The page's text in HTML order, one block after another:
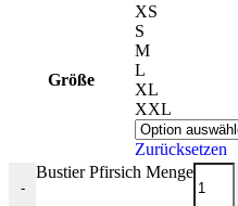
Größe
XS
S
M
L
XL
XXL
Zurücksetzen
-
Bustier Pfirsich Menge